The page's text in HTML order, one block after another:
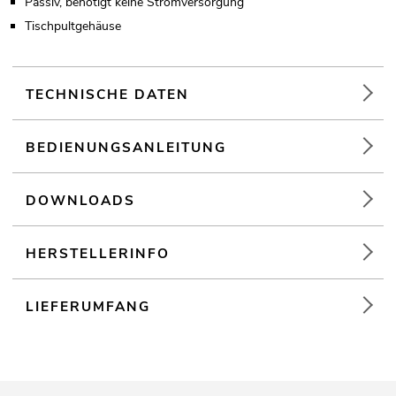
Tischpultgehäuse
TECHNISCHE DATEN
BEDIENUNGSANLEITUNG
DOWNLOADS
HERSTELLERINFO
LIEFERUMFANG